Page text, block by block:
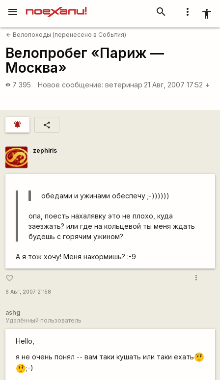
more_vert accessibility_new
search
menu
arrow_back Велопоходы (перенесено в События)
Велопробег «Париж —
Москва»
visibility 7 395 Новое сообщение: ветеринар 21 Авг, 2007 17:52 arrow_downward
notifications_active share
zephiris
обедами и ужинами обеспечу ;-))))))
опа, поесть нахалявку это не плохо, куда
заезжать? или где на кольцевой ты меня ждать
будешь с горячим ужином?
А я тож хочу! Меня накормишь? :-9
favorite_border
6 Авг, 2007 21:58
more_vert
ashg
Удалённый пользователь
Hello,
я не очень понял -- вам таки кушать или таки ехать???
???;-)